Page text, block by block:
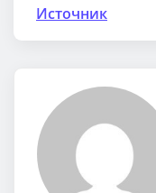
Источник